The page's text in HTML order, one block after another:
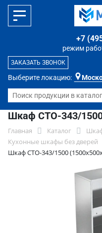
Выберите локацию:
режим
+7
ЗАКАЗАТЬ ЗВОНОК
Шкаф СТО-343/
Главная Каталог
Кухонные шкафы без дверей
Шкаф СТО-343/1500